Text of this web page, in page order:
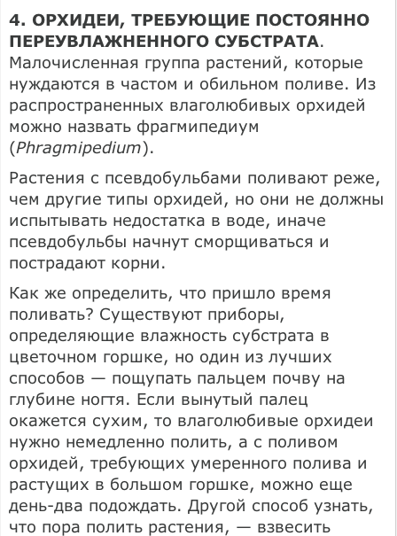
4. ОРХИДЕИ, ТРЕБУЮЩИЕ ПОСТОЯННО
ПЕРЕУВЛАЖНЕННОГО СУБСТРАТА.
Малочисленная группа растений, которые
нуждаются в частом и обильном поливе. Из
распространенных влаголюбивых орхидей
можно назвать фрагмипедиум
(Phragmipedium).
Растения с псевдобульбами поливают реже,
чем другие типы орхидей, но они не должны
испытывать недостатка в воде, иначе
псевдобульбы начнут сморщиваться и
пострадают корни.
Как же определить, что пришло время
поливать? Существуют приборы,
определяющие влажность субстрата в
цветочном горшке, но один из лучших
способов — пощупать пальцем почву на
глубине ногтя. Если вынутый палец
окажется сухим, то влаголюбивые орхидеи
нужно немедленно полить, а с поливом
орхидей, требующих умеренного полива и
растущих в большом горшке, можно еще
день-два подождать. Другой способ узнать,
что пора полить растения, — взвесить